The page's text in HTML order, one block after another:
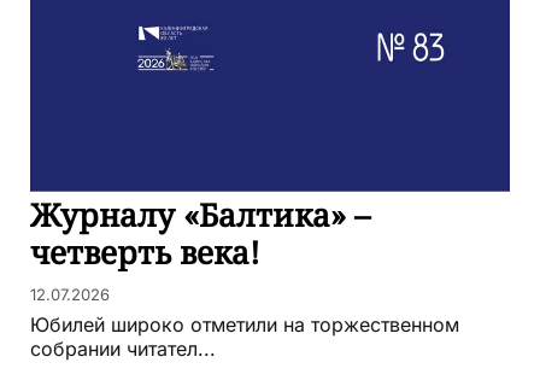
Журналу «Балтика» –
четверть века!
12.07.2026
Юбилей широко отметили на торжественном
собрании читател...